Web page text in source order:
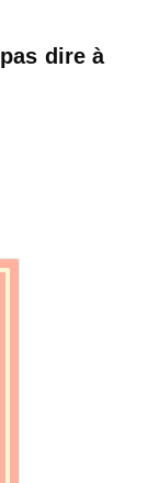
dire à